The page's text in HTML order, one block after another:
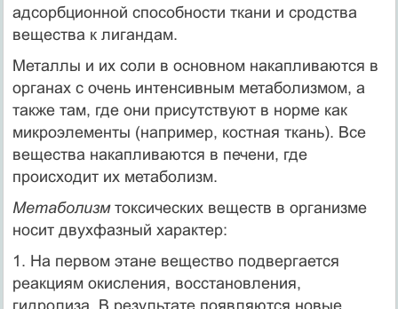
адсорбционной способности ткани и сродства
вещест­ва к лигандам.
Металлы и их соли в основном накапливаются в
органах с очень ин­тенсивным метаболизмом, а
также там, где они присутствуют в норме как
микроэлементы (например, костная ткань). Все
вещества накапливаются в печени, где
происходит их метаболизм.
Метаболизм токсических веществ в организме
носит двухфазный характер:
1. На первом этане вещество подвергается
реакциям окисления, восста­новления,
гидролиза. В результате появляются новые